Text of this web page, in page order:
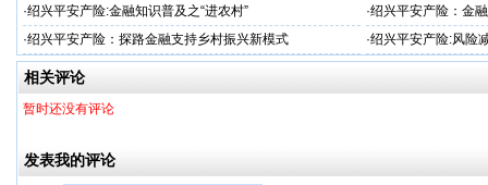
·绍兴平安产险:金融知识普及之“进农村” ·绍兴平安产险：金
·绍兴平安产险：探路金融支持乡村振兴新模式 ·绍兴平安产险:风险
相关评论
暂时还没有评论
发表我的评论